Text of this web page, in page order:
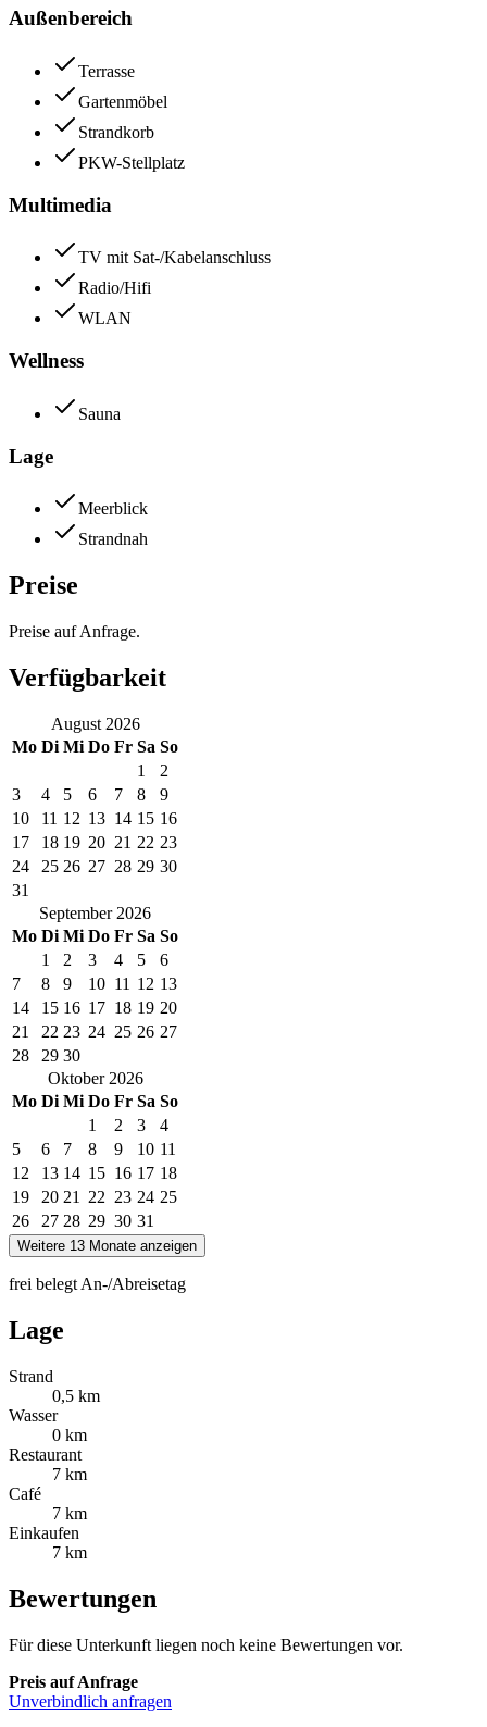
Außenbereich
Terrasse
Gartenmöbel
Strandkorb
PKW-Stellplatz
Multimedia
TV mit Sat-/Kabelanschluss
Radio/Hifi
WLAN
Wellness
Sauna
Lage
Meerblick
Strandnah
Preise
Preise auf Anfrage.
Verfügbarkeit
August 2026
Mo Di Mi Do Fr Sa So
1
2
3
4 5 6 7 8
9
10
11 12 13 14 15 16
17
18 19 20 21 22 23
24
25 26 27 28 29 30
31
September 2026
Mo Di Mi Do Fr Sa So
1
2 3 4 5
6
7
8 9 10 11 12 13
14
15 16 17 18 19 20
21
22 23 24 25 26 27
28
29 30
Oktober 2026
Mo Di Mi Do Fr Sa So
1
2 3
4
5
6 7 8 9 10 11
12
13 14 15 16 17 18
19
20 21 22 23 24 25
26
27 28 29 30 31
Weitere 13 Monate anzeigen
frei belegt An-/Abreisetag
Lage
Strand
0,5 km
Wasser
0 km
Restaurant
7 km
Café
7 km
Einkaufen
7 km
Bewertungen
Für diese Unterkunft liegen noch keine Bewertungen vor.
Preis auf Anfrage
Unverbindlich anfragen